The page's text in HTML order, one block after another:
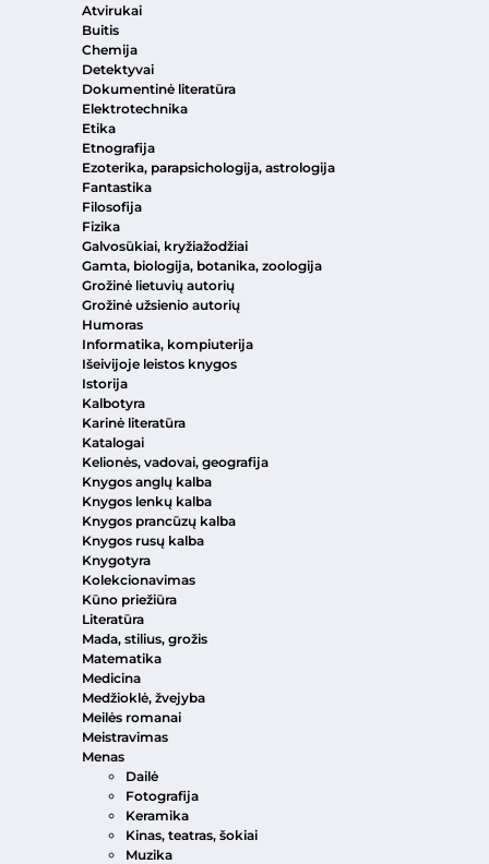
Atvirukai
Buitis
Chemija
Detektyvai
Dokumentinė literatūra
Elektrotechnika
Etika
Etnografija
Ezoterika, parapsichologija, astrologija
Fantastika
Filosofija
Fizika
Galvosūkiai, kryžiažodžiai
Gamta, biologija, botanika, zoologija
Grožinė lietuvių autorių
Grožinė užsienio autorių
Humoras
Informatika, kompiuterija
Išeivijoje leistos knygos
Istorija
Kalbotyra
Karinė literatūra
Katalogai
Kelionės, vadovai, geografija
Knygos anglų kalba
Knygos lenkų kalba
Knygos prancūzų kalba
Knygos rusų kalba
Knygotyra
Kolekcionavimas
Kūno priežiūra
Literatūra
Mada, stilius, grožis
Matematika
Medicina
Medžioklė, žvejyba
Meilės romanai
Meistravimas
Menas
Dailė
Fotografija
Keramika
Kinas, teatras, šokiai
Muzika